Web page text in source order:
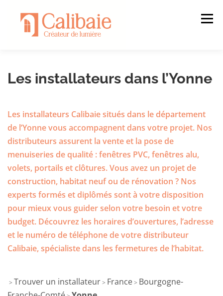
contenu
Menu
DEMANDER UN DEVIS ACCÈS PRO
Les installateurs dans l’Yonne
Les installateurs Calibaie situés dans le département
de l’Yonne vous accompagnent dans votre projet. Nos
distributeurs assurent la vente et la pose de
menuiseries de qualité : fenêtres PVC, fenêtres alu,
volets, portails et clôtures. Vous avez un projet de
construction, habitat neuf ou de rénovation ? Nos
experts formés et diplômés sont à votre disposition
pour mieux vous guider selon votre besoin et votre
budget. Découvrez les horaires d’ouvertures, l’adresse
et le numéro de téléphone de votre distributeur
Calibaie, spécialiste dans les fermetures de l’habitat.
> Trouver un installateur> France> Bourgogne-